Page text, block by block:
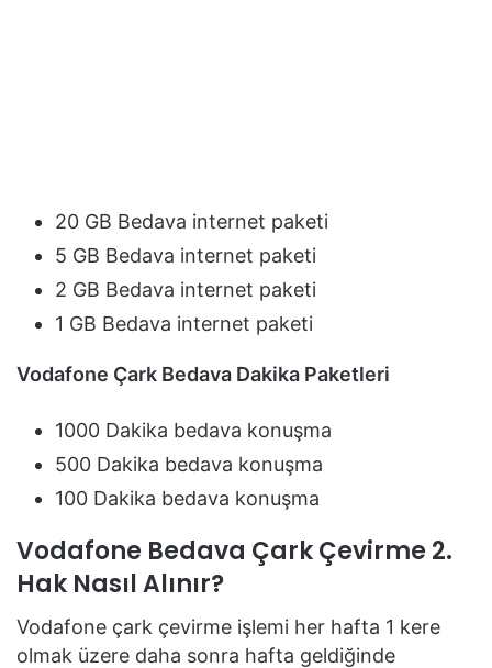
20 GB Bedava internet paketi
5 GB Bedava internet paketi
2 GB Bedava internet paketi
1 GB Bedava internet paketi
Vodafone Çark Bedava Dakika Paketleri
1000 Dakika bedava konuşma
500 Dakika bedava konuşma
100 Dakika bedava konuşma
Vodafone Bedava Çark Çevirme 2.
Hak Nasıl Alınır?
Vodafone çark çevirme işlemi her hafta 1 kere
olmak üzere daha sonra hafta geldiğinde